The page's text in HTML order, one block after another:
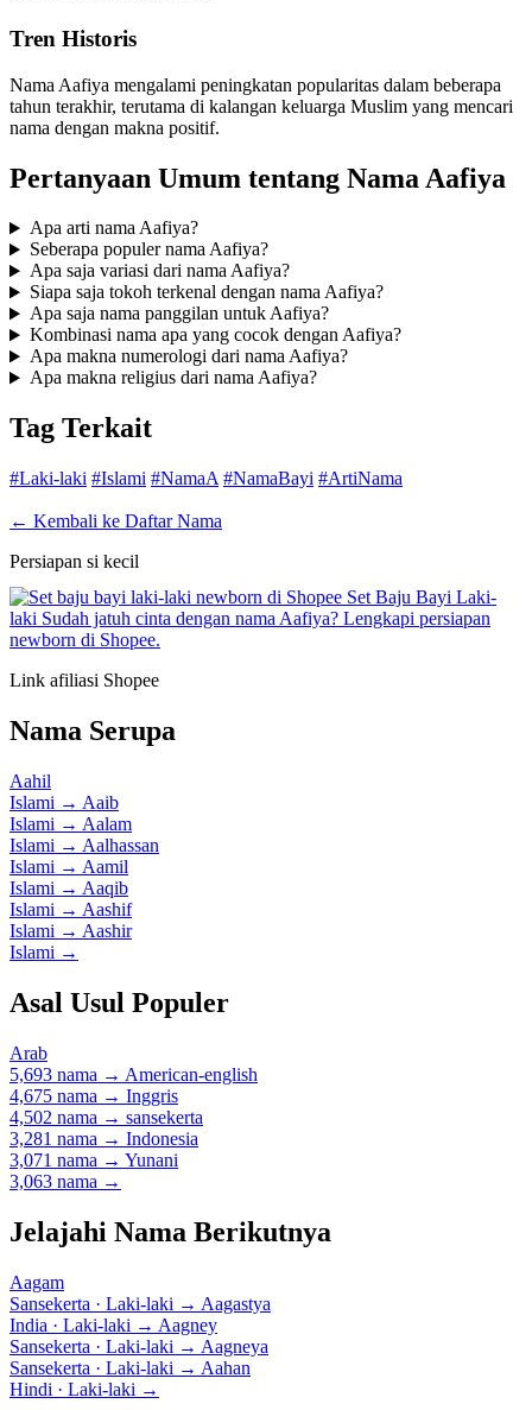
Tren Historis
Nama Aafiya mengalami peningkatan popularitas dalam beberapa
tahun terakhir, terutama di kalangan keluarga Muslim yang mencari
nama dengan makna positif.
Pertanyaan Umum tentang Nama Aafiya
Apa arti nama Aafiya?
Seberapa populer nama Aafiya?
Apa saja variasi dari nama Aafiya?
Siapa saja tokoh terkenal dengan nama Aafiya?
Apa saja nama panggilan untuk Aafiya?
Kombinasi nama apa yang cocok dengan Aafiya?
Apa makna numerologi dari nama Aafiya?
Apa makna religius dari nama Aafiya?
Tag Terkait
#Laki-laki #Islami #NamaA #NamaBayi #ArtiNama
← Kembali ke Daftar Nama
Persiapan si kecil
Set Baju Bayi Laki-
laki Sudah jatuh cinta dengan nama Aafiya? Lengkapi persiapan
newborn di Shopee.
Link afiliasi Shopee
Nama Serupa
Aahil
Islami → Aaib
Islami → Aalam
Islami → Aalhassan
Islami → Aamil
Islami → Aaqib
Islami → Aashif
Islami → Aashir
Islami →
Asal Usul Populer
Arab
5,693 nama → American-english
4,675 nama → Inggris
4,502 nama → sansekerta
3,281 nama → Indonesia
3,071 nama → Yunani
3,063 nama →
Jelajahi Nama Berikutnya
Aagam
Sansekerta · Laki-laki → Aagastya
India · Laki-laki → Aagney
Sansekerta · Laki-laki → Aagneya
Sansekerta · Laki-laki → Aahan
Hindi · Laki-laki →